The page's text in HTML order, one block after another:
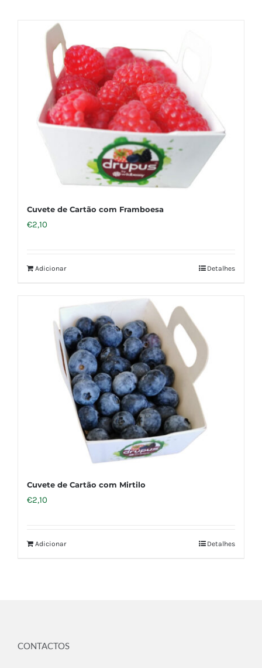
Cuvete de Cartão com Framboesa
€2,10
Adicionar Detalhes
Cuvete de Cartão com Mirtilo
€2,10
Adicionar Detalhes
CONTACTOS